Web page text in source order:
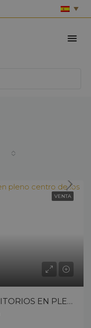
VENTA
APARTAMENTO DE 2 DORMITORIOS EN PLENO CENTRO DE LOS CRISTIANOS – 14605ck326